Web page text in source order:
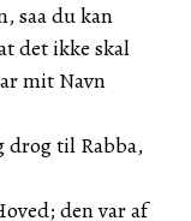
saa du kan
det ikke skal
mit Navn
drog til Rabba,
den var af